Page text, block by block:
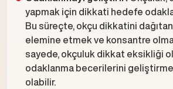
yapmak için dikkati hedefe
Bu süreçte, okçu dikkatini
elemine etmek ve konsantre
sayede, okçuluk dikkat eksikliği
odaklanma becerilerini
olabilir.